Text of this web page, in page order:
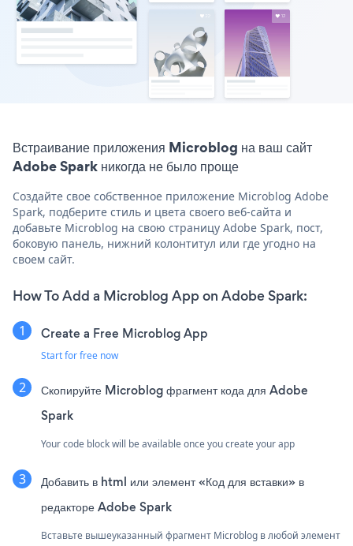
Встраивание приложения Microblog на ваш сайт
Adobe Spark никогда не было проще
Создайте свое собственное приложение Microblog Adobe
Spark, подберите стиль и цвета своего веб-сайта и
добавьте Microblog на свою страницу Adobe Spark, пост,
боковую панель, нижний колонтитул или где угодно на
своем сайт.
How To Add a Microblog App on Adobe Spark:
Create a Free Microblog App
Start for free now
Скопируйте Microblog фрагмент кода для Adobe
Spark
Your code block will be available once you create your app
Добавить в html или элемент «Код для вставки» в
редакторе Adobe Spark
Вставьте вышеуказанный фрагмент Microblog в любой элемент